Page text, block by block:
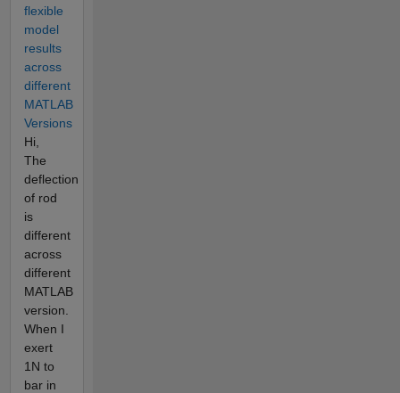
flexible
model
results
across
different
MATLAB
Versions
Hi,
The
deflection
of rod
is
different
across
different
MATLAB
version.
When I
exert
1N to
bar in